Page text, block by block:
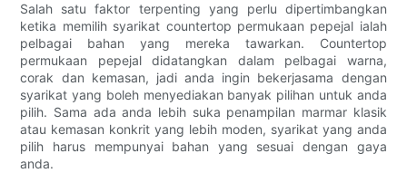
Salah satu faktor terpenting yang perlu dipertimbangkan
ketika memilih syarikat countertop permukaan pepejal ialah
pelbagai bahan yang mereka tawarkan. Countertop
permukaan pepejal didatangkan dalam pelbagai warna,
corak dan kemasan, jadi anda ingin bekerjasama dengan
syarikat yang boleh menyediakan banyak pilihan untuk anda
pilih. Sama ada anda lebih suka penampilan marmar klasik
atau kemasan konkrit yang lebih moden, syarikat yang anda
pilih harus mempunyai bahan yang sesuai dengan gaya
anda.